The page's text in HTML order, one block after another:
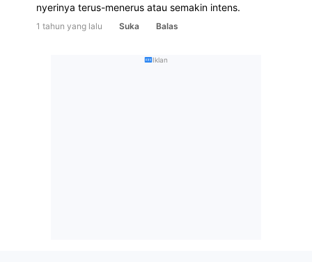
nyerinya terus-menerus atau semakin intens.
1 tahun yang lalu Suka Balas
Iklan